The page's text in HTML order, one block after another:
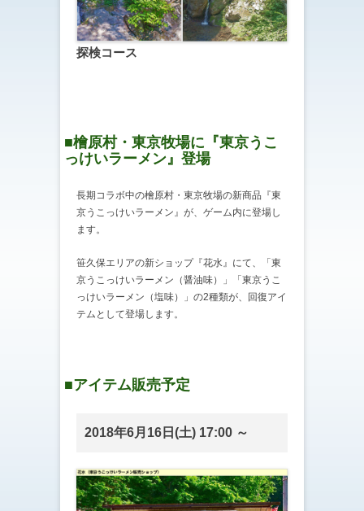
探検コース
■檜原村・東京牧場に『東京うこ
っけいラーメン』登場
長期コラボ中の檜原村・東京牧場の新商品『東
京うこっけいラーメン』が、ゲーム内に登場し
ます。
笹久保エリアの新ショップ『花水』にて、「東
京うこっけいラーメン（醤油味）」「東京うこ
っけいラーメン（塩味）」の2種類が、回復アイ
テムとして登場します。
■アイテム販売予定
2018年6月16日(土) 17:00 ～